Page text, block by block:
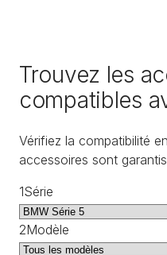
Trouvez les
compatibles
Vérifiez la compatibilité
accessoires sont
1Série
2Modèle